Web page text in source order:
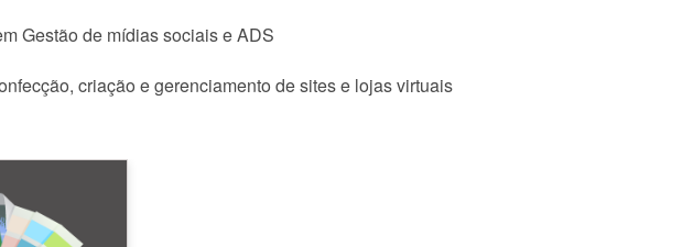
Gestão de mídias sociais e ADS
criação e gerenciamento de sites e lojas virtuais